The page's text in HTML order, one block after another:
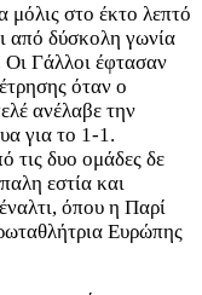
μόλις στο έκτο λεπτό
από δύσκολη γωνία
Οι Γάλλοι έφτασαν
όταν ο
ανέλαβε την
για το 1-1.
τις δυο ομάδες δε
εστία και
όπου η Παρί
Ευρώπης